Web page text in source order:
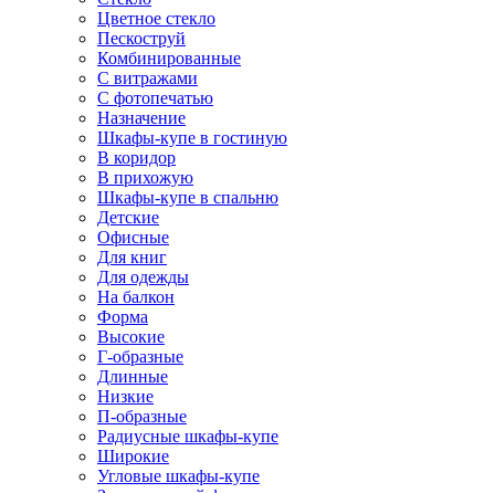
Цветное стекло
Пескоструй
Комбинированные
С витражами
С фотопечатью
Назначение
Шкафы-купе в гостиную
В коридор
В прихожую
Шкафы-купе в спальню
Детские
Офисные
Для книг
Для одежды
На балкон
Форма
Высокие
Г-образные
Длинные
Низкие
П-образные
Радиусные шкафы-купе
Широкие
Угловые шкафы-купе